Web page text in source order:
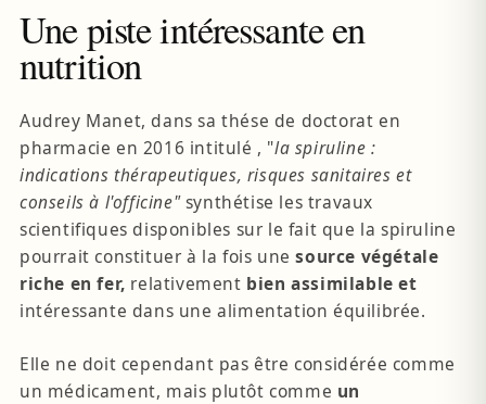
Une piste intéressante en
nutrition
Audrey Manet, dans sa thése de doctorat en
pharmacie en 2016 intitulé , "la spiruline :
indications thérapeutiques, risques sanitaires et
conseils à l'officine"synthétise les travaux
scientifiques disponibles sur le fait que la spiruline
pourrait constituer à la fois unesource végétale
riche en fer, relativement bien assimilable et
intéressante dans une alimentation équilibrée.
Elle ne doit cependant pas être considérée comme
un médicament, mais plutôt comme un